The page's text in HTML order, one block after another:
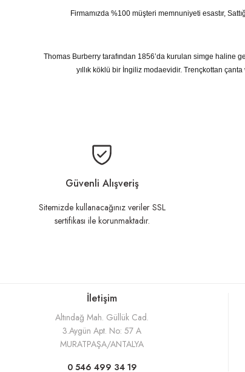
Firmamızda %100 müşteri memnuniyeti esastır,
Thomas Burberry tarafından 1856’da kurulan simge haline
yıllık köklü bir İngiliz modaevidir. Trençkottan
Ürün resmi kalitesiz, bozuk veya görüntülenemiyor.
Ürün açıklamasında eksik bilgiler bulunuyor.
Ürün bilgilerinde hatalar bulunuyor.
Ürün fiyatı diğer sitelerden daha pahalı.
Güvenli Alışveriş
Sitemizde kullanacağınız veriler SSL
sertifikası ile korunmaktadır.
İletişim
Altındağ Mah. Güllük Cad.
3.Aygün Apt. No: 57 A
MURATPAŞA/ANTALYA
0 546 499 34 19